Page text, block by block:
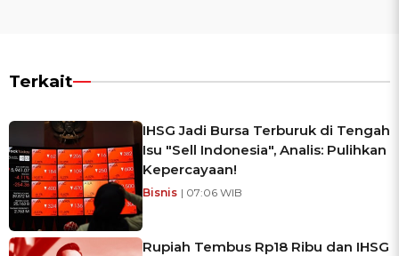
Terkait
IHSG Jadi Bursa Terburuk di Tengah
Isu "Sell Indonesia", Analis: Pulihkan
Kepercayaan!
Bisnis | 07:06 WIB
Rupiah Tembus Rp18 Ribu dan IHSG